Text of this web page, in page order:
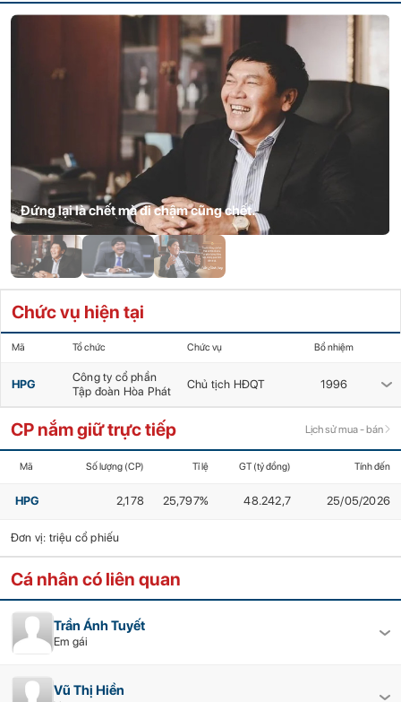
Đứng lại là chết mà đi chậm cũng chết.
Chức vụ hiện tại
Mã Tổ chức Chức vụ Bổ nhiệm
HPG
Công ty cổ phần
Tập đoàn Hòa Phát
Chủ tịch HĐQT 1996
CP nắm giữ trực tiếp Lịch sử mua - bán
Mã Số lượng (CP) Tỉ lệ GT (tỷ đồng) Tính đến
HPG 2,178 25,797% 48.242,7 25/05/2026
Đơn vị: triệu cổ phiếu
Cá nhân có liên quan
Trần Ánh Tuyết
Em gái
Vũ Thị Hiền